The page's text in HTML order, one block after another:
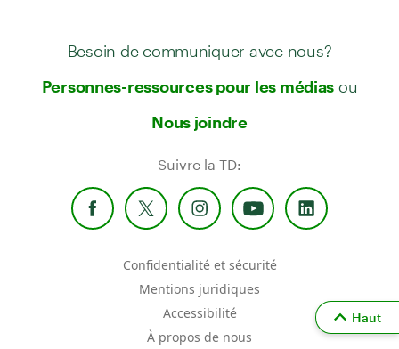
Besoin de communiquer avec nous?
Personnes-ressources pour les médias ou
Nous joindre
Suivre la TD:
Confidentialité et sécurité
Mentions juridiques
Accessibilité
À propos de nous
Haut